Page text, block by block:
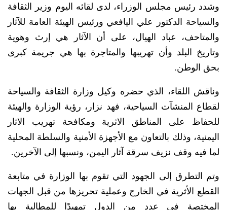
وشدد رئيس مجلس الوزراء، لدى لقائه اليوم وزير الثقافة
والسياحة الدكتور علي اليافعي ورئيس الهيئة العامة للآثار
والمتاحف، عباد الهيال، على أن الآثار هي إرث وهوية
وتاريخ البلد وأن تهريبها والمتاجرة بها هي جريمة كبرى
بحق الوطن.
وناقش اللقاء، الذي حضره وكيل وزارة الثقافة والسياحة
لقطاع المنشآت السياحية، فهد نزار، رؤية الوزارة والهيئة
للحفاظ على المناطق الاثرية ومكافحة تهريب الاثار
اليمنية، وذلك بالتعاون مع الأجهزة الأمنية والسلطة المحلية
لما فيه وقف نزيف سرقة آثار اليمن، ونسبها إلى الآخرين.
وتم التطرق إلى الجهود التي تقوم بها الوزارة في متابعة
القطع الأثرية في الخارج وعملية تحريزها من قبل الجهات
المختصة في عدد من الدول تمهيدًا للمطالبة بها